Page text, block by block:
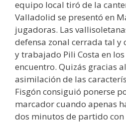
equipo local tiró de la
Valladolid se presentó en
jugadoras. Las
defensa zonal cerrada tal y
y trabajado Pili Costa en
encuentro. Quizás gracias
asimilación de las
Fisgón consiguió ponerse
marcador cuando apenas
dos minutos de partido con